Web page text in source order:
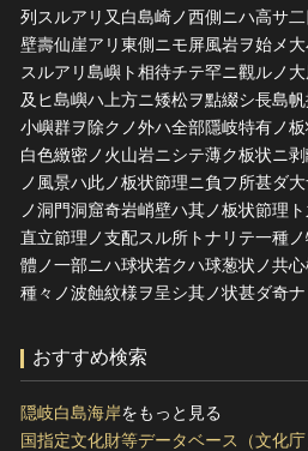
列スルアリ又白島崎ノ西側ニハ高サ
壁壽仙崖アリ東側ニモ屏風岩ヲ始メ
スルアリ島嶼ト相待チテ罕ニ觀ルノ
及ヒ島嶼ハ上方ニ矮松ヲ點綴シ長島
小嶼群ヲ除クノ外ハ全部隱岐特有ノ
白色緻密ノ火山岩ニシテ薄ク板状ニ
ノ風景ハ此ノ板状節理ニ負フ所甚ダ
ノ洞門洞窟奇岩峭壁ハ其ノ板状節理
直立節理ノ支配スル所トナリテ一種
體ノ一部ニハ球状若クハ球葱状ノ共
種々ノ波蝕紋様ヲ呈シ其ノ状甚ダ奇ナ
おすすめ検索
隠岐白島海岸をもっと見る
国指定文化財等データベース（文化庁